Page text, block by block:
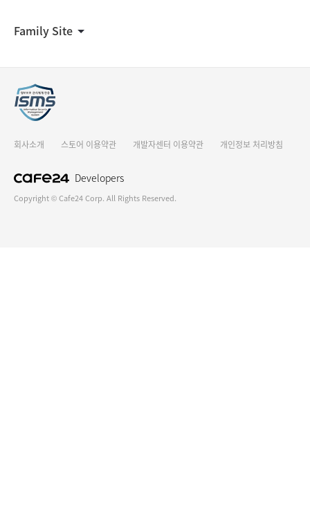
Developers
Family Site
회사소개 스토어 이용약관 개발자센터 이용약관 개인정보 처리방침
Copyright © Cafe24 Corp. All Rights Reserved.